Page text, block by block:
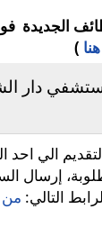
الجديدة
)
دار
الي احد
إرسال
التالي: من